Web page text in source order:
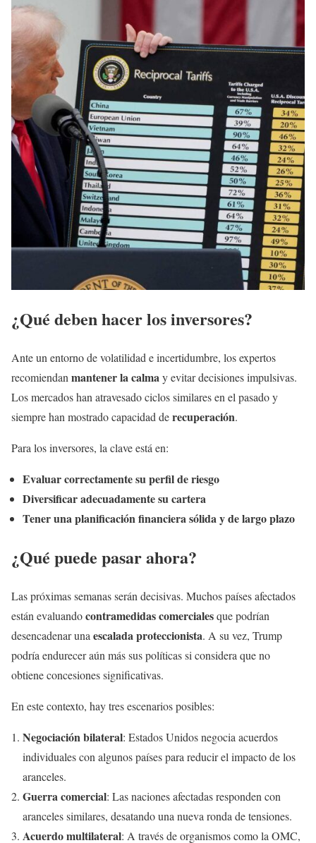
¿Qué deben hacer los inversores?
Ante un entorno de volatilidad e incertidumbre, los expertos
recomiendanmantener la calmay evitar decisiones impulsivas.
Los mercados han atravesado ciclos similares en el pasado y
siempre han mostrado capacidad derecuperación.
Para los inversores, la clave está en:
Evaluar correctamente su perfil de riesgo
Diversificar adecuadamente su cartera
Tener una planificación financiera sólida y de largo plazo
¿Qué puede pasar ahora?
Las próximas semanas serán decisivas. Muchos países afectados
están evaluandocontramedidas comercialesque podrían
desencadenar una escalada proteccionista. A su vez, Trump
podría endurecer aún más sus políticas si considera que no
obtiene concesiones significativas.
En este contexto, hay tres escenarios posibles:
Negociación bilateral: Estados Unidos negocia acuerdos
individuales con algunos países para reducir el impacto de los
aranceles.
Guerra comercial: Las naciones afectadas responden con
aranceles similares, desatando una nueva ronda de tensiones.
Acuerdo multilateral: A través de organismos como la OMC,